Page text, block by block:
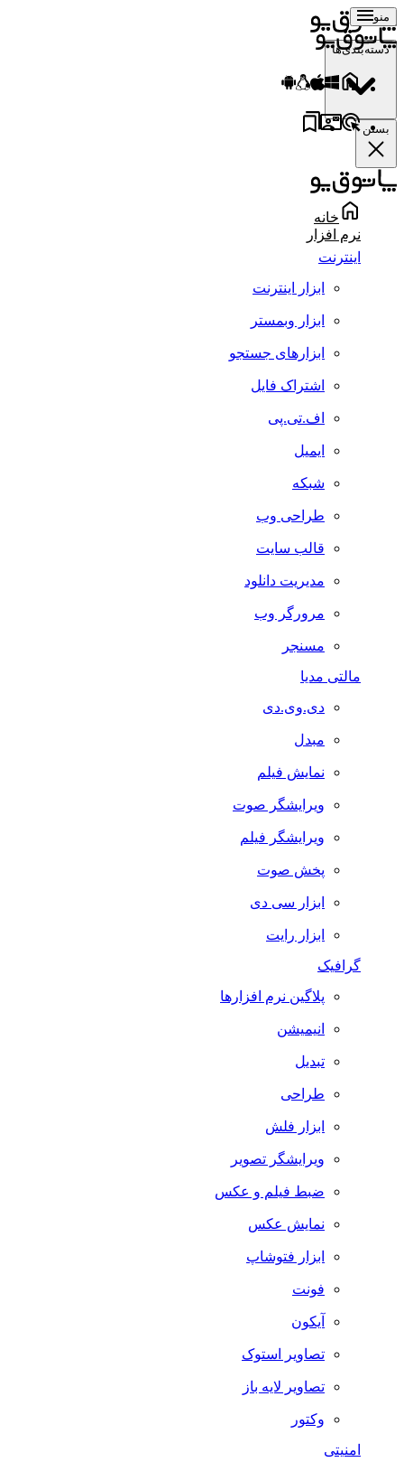
منو
دسته‌بندی‌ها
بستن
خانه
نرم افزار
اینترنت
ابزار اینترنت
ابزار وبمستر
ابزارهای جستجو
اشتراک فایل
اف.تی.پی
ایمیل
شبکه
طراحی وب
قالب سایت
مدیریت دانلود
مرورگر وب
مسنجر
مالتی مدیا
دی.وی.دی
مبدل
نمایش فیلم
ویرایشگر صوت
ویرایشگر فیلم
پخش صوت
ابزار سی دی
ابزار رایت
گرافیک
پلاگین نرم افزارها
انیمیشن
تبدیل
طراحی
ابزار فلش
ویرایشگر تصویر
ضبط فيلم و عكس
نمایش عکس
ابزار فتوشاپ
فونت
آیکون
تصاویر استوک
تصاویر لایه باز
وکتور
امنیتی